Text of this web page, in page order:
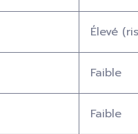
Élevé
Faible
Faible